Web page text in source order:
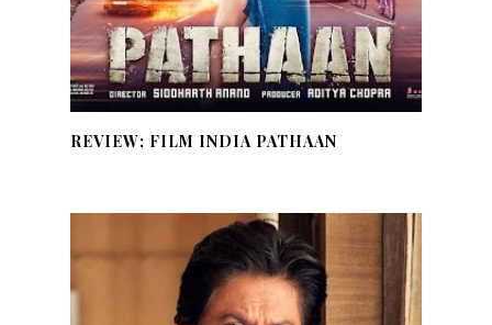
REVIEW; FILM INDIA PATHAAN